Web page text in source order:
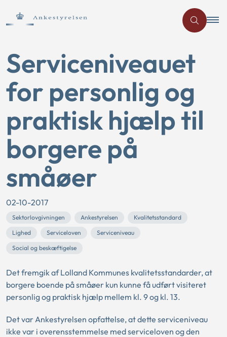
Serviceniveauet
for personlig og
praktisk hjælp til
borgere på
småøer
02-10-2017
Sektorlovgivningen Ankestyrelsen
Kvalitetsstandard
Lighed
Serviceloven
Serviceniveau
Social og beskæftigelse
Det fremgik af Lolland Kommunes kvalitetsstandarder, at
borgere boende på småøer kun kunne få udført visiteret
personlig og praktisk hjælp mellem kl. 9 og kl. 13.
Det var Ankestyrelsen opfattelse, at dette serviceniveau
ikke var i overensstemmelse med serviceloven og den